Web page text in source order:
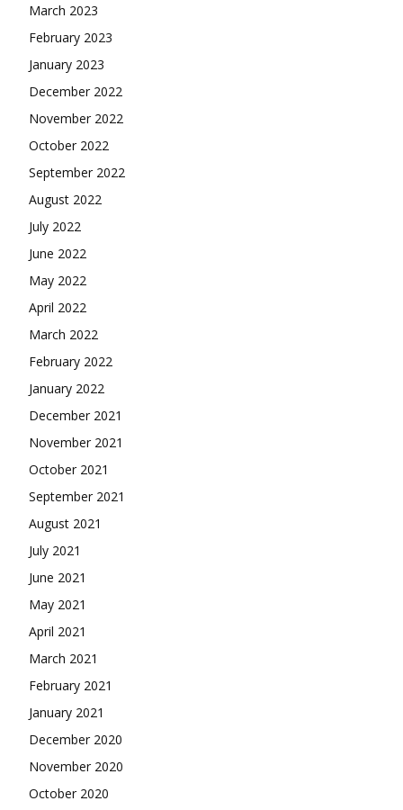
March 2023
February 2023
January 2023
December 2022
November 2022
October 2022
September 2022
August 2022
July 2022
June 2022
May 2022
April 2022
March 2022
February 2022
January 2022
December 2021
November 2021
October 2021
September 2021
August 2021
July 2021
June 2021
May 2021
April 2021
March 2021
February 2021
January 2021
December 2020
November 2020
October 2020